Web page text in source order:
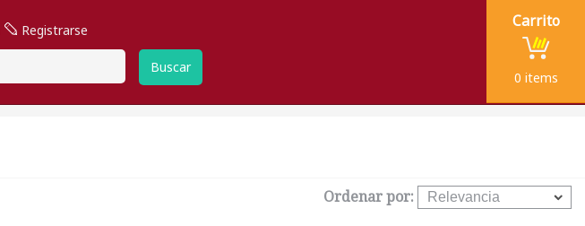
Registrarse
Buscar
Carrito
0 items
Ordenar por: